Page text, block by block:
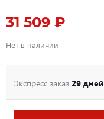
31 509 ₽
Нет в наличии
Экспресс заказ 29 дней